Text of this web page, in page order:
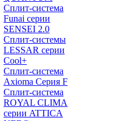
Сплит-система
Funai серии
SENSEI 2.0
Сплит-системы
LESSAR серии
Cool+
Сплит-система
Axioma Серия F
Сплит-система
ROYAL CLIMA
серии ATTICA